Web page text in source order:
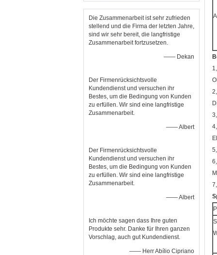
Die Zusammenarbeit ist sehr zufrieden
stellend und die Firma der letzten Jahre,
sind wir sehr bereit, die langfristige
Zusammenarbeit fortzusetzen.
—— Dekan
Der Firmenrücksichtsvolle
Kundendienst und versuchen ihr
Bestes, um die Bedingung von Kunden
zu erfüllen. Wir sind eine langfristige
Zusammenarbeit.
—— Albert
Der Firmenrücksichtsvolle
Kundendienst und versuchen ihr
Bestes, um die Bedingung von Kunden
zu erfüllen. Wir sind eine langfristige
Zusammenarbeit.
—— Albert
Ich möchte sagen dass Ihre guten
Produkte sehr. Danke für Ihren ganzen
Vorschlag, auch gut Kundendienst.
—— Herr Abílio Cipriano